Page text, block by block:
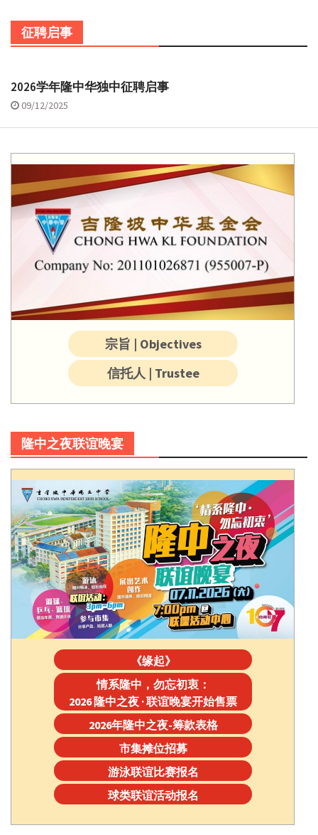
征聘启事
2026学年隆中华独中征聘启事
09/12/2025
宗旨 | Objectives
信托人 | Trustee
隆中之夜联谊晚宴
《缘起》
情系隆中，勿忘初衷：
2026 隆中之夜 · 联谊晚宴开始售票
2026年隆中之夜-筹款表格
市集摊位招募
游泳联谊比赛报名
球类联谊活动报名